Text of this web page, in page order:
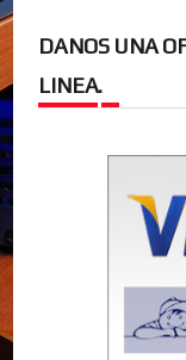
DANOS UNA
LINEA.